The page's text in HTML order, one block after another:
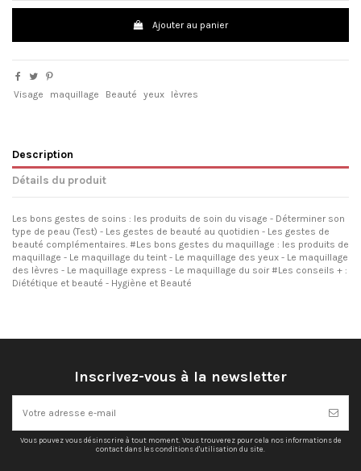
Ajouter au panier
Visage maquillage Beauté yeux lèvres
Description
Détails du produit
Les bons gestes de soins : les produits de soin du visage - Déterminer son
type de peau (Test) - Les gestes de beauté au quotidien - Les gestes de
beauté complémentaires. #Les bons gestes du maquillage : les produits de
maquillage - Le maquillage du teint - Le maquillage des yeux - Le maquillage
des lèvres - Le maquillage express - Le maquillage du soir #Les conseils + :
Diététique et beauté - Hygiène et Beauté
Inscrivez-vous à la newsletter
Vous pouvez vous désinscrire à tout moment. Vous trouverez pour cela nos informations de
contact dans les conditions d'utilisation du site.